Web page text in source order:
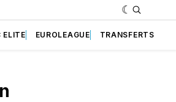
ELITE EUROLEAGUE TRANSFERTS